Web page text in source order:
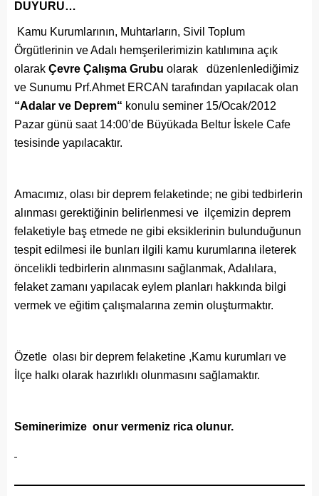
DUYURU…
Kamu Kurumlarının, Muhtarların, Sivil Toplum
Örgütlerinin ve Adalı hemşerilerimizin katılımına açık
olarak Çevre Çalışma Grubu olarak düzenlenlediğimiz
ve Sunumu Prf.Ahmet ERCAN tarafından yapılacak olan
“Adalar ve Deprem“ konulu seminer 15/Ocak/2012
Pazar günü saat 14:00’de Büyükada Beltur İskele Cafe
tesisinde yapılacaktır.
Amacımız, olası bir deprem felaketinde; ne gibi tedbirlerin
alınması gerektiğinin belirlenmesi ve ilçemizin deprem
felaketiyle baş etmede ne gibi eksiklerinin bulunduğunun
tespit edilmesi ile bunları ilgili kamu kurumlarına ileterek
öncelikli tedbirlerin alınmasını sağlanmak, Adalılara,
felaket zamanı yapılacak eylem planları hakkında bilgi
vermek ve eğitim çalışmalarına zemin oluşturmaktır.
Özetle olası bir deprem felaketine ,Kamu kurumları ve
İlçe halkı olarak hazırlıklı olunmasını sağlamaktır.
Seminerimize onur vermeniz rica olunur.